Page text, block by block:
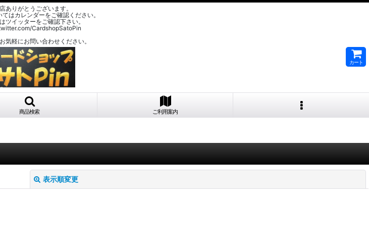
ありがとうございます。
はカレンダーをご確認ください。
ツイッターをご確認下さい。
CardshopSatoPin
気軽にお問い合わせください。
カート
商品検索 ご利用案内
表示順変更